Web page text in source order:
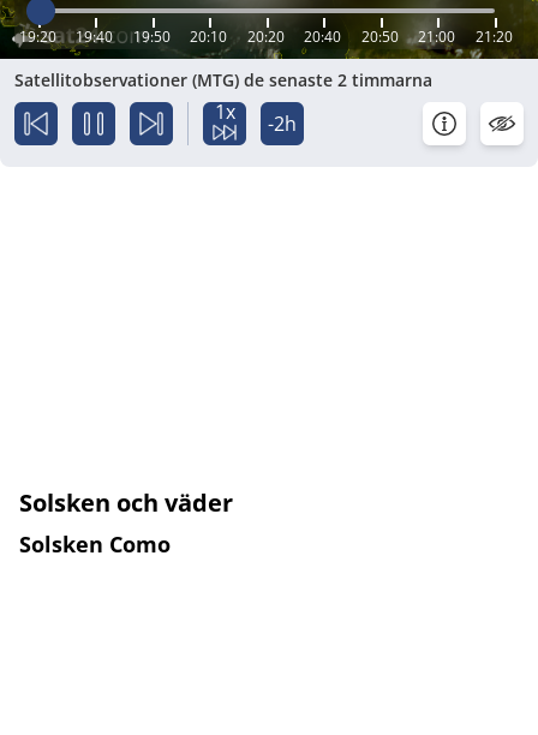
19:20 19:40 19:50 20:10 20:20 20:40 20:50 21:00 21:20
Satellitobservationer (MTG) de senaste 2 timmarna
1x -2h
Solsken och väder
Solsken Como